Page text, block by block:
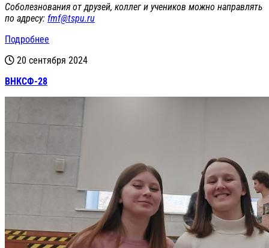
Соболезнования от друзей, коллег и учеников можно направлять
по адресу: fmf@tspu.ru
Подробнее
20 сентября 2024
ВНКСФ-28